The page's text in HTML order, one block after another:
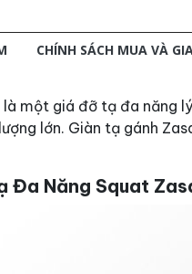
CHÍNH SÁCH MUA VÀ
là một giá đỡ tạ đa năng
lớn. Giàn tạ gánh
Đa Năng Squat